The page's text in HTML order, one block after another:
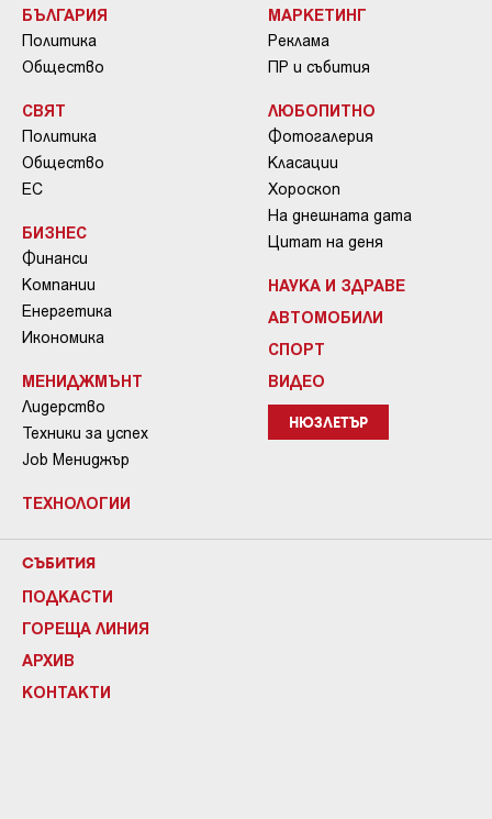
БЪЛГАРИЯ
Политика
Общество
СВЯТ
Политика
Общество
ЕС
БИЗНЕС
Финанси
Компании
Енергетика
Икономика
МЕНИДЖМЪНТ
Лидерство
Техники за успех
Job Мениджър
ТЕХНОЛОГИИ
МАРКЕТИНГ
Реклама
ПР и събития
ЛЮБОПИТНО
Фотогалерия
Класации
Хороскоп
На днешната дата
Цитат на деня
НАУКА И ЗДРАВЕ
АВТОМОБИЛИ
СПОРТ
ВИДЕО
НЮЗЛЕТЪР
СЪБИТИЯ
ПОДКАСТИ
ГОРЕЩА ЛИНИЯ
АРХИВ
КОНТАКТИ